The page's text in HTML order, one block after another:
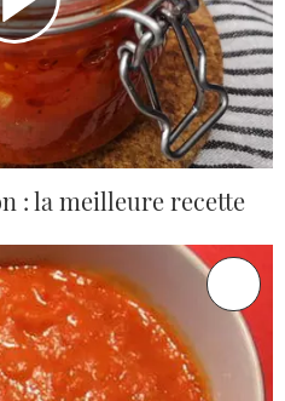
: la meilleure recette